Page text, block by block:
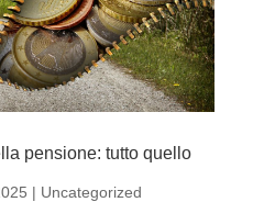
pensione: tutto quello
| Uncategorized